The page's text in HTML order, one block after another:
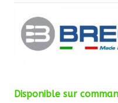
Disponible sur